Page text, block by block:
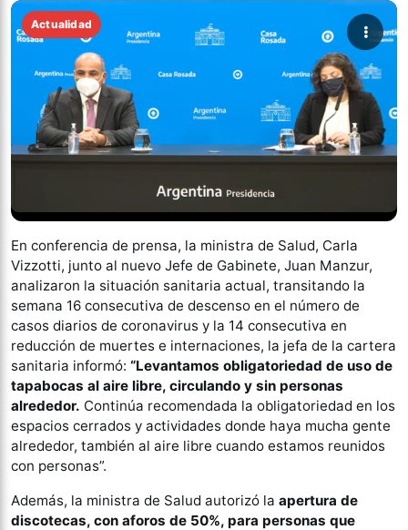
Actualidad
En conferencia de prensa, la ministra de Salud, Carla
Vizzotti, junto al nuevo Jefe de Gabinete, Juan Manzur,
analizaron la situación sanitaria actual, transitando la
semana 16 consecutiva de descenso en el número de
casos diarios de coronavirus y la 14 consecutiva en
reducción de muertes e internaciones, la jefa de la cartera
sanitaria informó: “Levantamos obligatoriedad de uso de
tapabocas al aire libre, circulando y sin personas
alrededor. Continúa recomendada la obligatoriedad en los
espacios cerrados y actividades donde haya mucha gente
alrededor, también al aire libre cuando estamos reunidos
con personas”.
Además, la ministra de Salud autorizó la apertura de
discotecas, con aforos de 50%, para personas que